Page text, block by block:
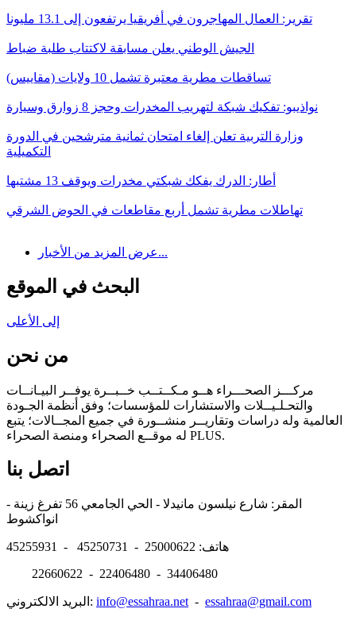
تقرير: العمال المهاجرون في أفريقيا يرتفعون إلى 13.1 مليونا
الجيش الوطني يعلن مسابقة لاكتتاب طلبة ضباط
تساقطات مطرية معتبرة تشمل 10 ولايات (مقاييس)
نواذيبو: تفكيك شبكة لتهريب المخدرات وحجز 8 زوارق وسيارة
وزارة التربية تعلن إلغاء امتحان ثمانية مترشحين في الدورة
التكميلية
أطار: الدرك يفكك شبكتي مخدرات ويوقف 13 مشتبها
تهاطلات مطرية تشمل أربع مقاطعات في الحوض الشرقي
عرض المزيد من الأخبار...
البحث في الموقع
إلى الأعلى
من نحن
مركـــز الصحـــراء هــو مـكــتــب خــبــرة يوفــر البيـانــات
والتحـلـيــلات والاستشارات للمؤسسات؛ وفق أنظمة الجـودة
العالمية وله دراسات وتقاريــر منشــورة في جميع المجــالات؛ يتبع
له موقــع الصحراء ومنصة الصحراء PLUS.
اتصل بنا
المقر: شارع نيلسون مانيدلا - الحي الجامعي 56 تفرغ زينة -
هاتف: 25000622 - 45250731 - 45255931
22660622 - 22406480 - 34406480
البريد الالكتروني: info@essahraa.net - essahraa@gmail.com